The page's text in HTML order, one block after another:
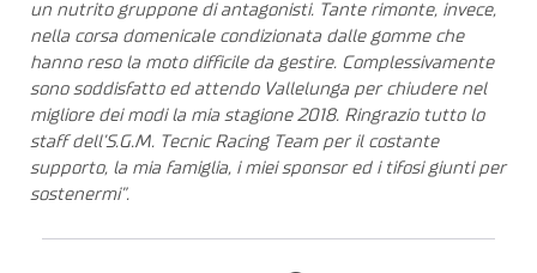
un nutrito gruppone di antagonisti. Tante rimonte, invece,
nella corsa domenicale condizionata dalle gomme che
hanno reso la moto difficile da gestire. Complessivamente
sono soddisfatto ed attendo Vallelunga per chiudere nel
migliore dei modi la mia stagione 2018. Ringrazio tutto lo
staff dell’S.G.M. Tecnic Racing Team per il costante
supporto, la mia famiglia, i miei sponsor ed i tifosi giunti per
sostenermi”.